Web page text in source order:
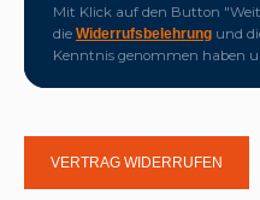
Mit Klick auf den Button
die Widerrufsbelehrung und
Kenntnis genommen haben
VERTRAG WIDERRUFEN